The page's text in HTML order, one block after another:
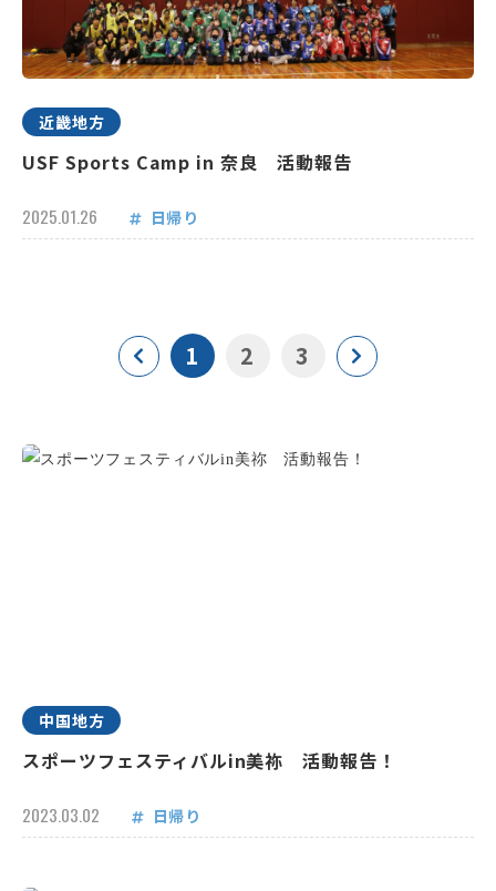
近畿地方
USF Sports Camp in 奈良 活動報告
2025.01.26 日帰り
1 2 3
中国地方
スポーツフェスティバルin美祢 活動報告！
2023.03.02 日帰り